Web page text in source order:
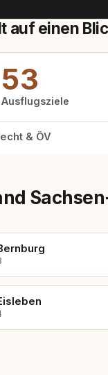
auf einen
53
Ausflugsziele
& ÖV